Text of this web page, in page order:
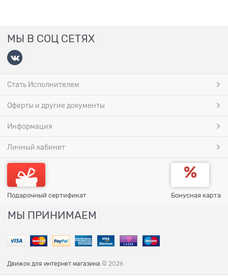
МЫ В СОЦ СЕТЯХ
Стать Исполнителем
Оферты и другие документы
Информация
Личный кабинет
Подарочный сертификат Бонусная карта
МЫ ПРИНИМАЕМ
Движок для интернет магазина © 2026